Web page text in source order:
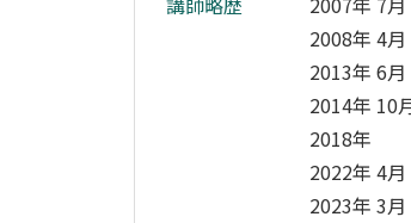
2008年 4
2013年 6
2014年 10
2018年 中
2022年 4
2023年 3